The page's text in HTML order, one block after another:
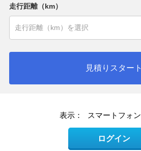
走行距離（km）
見積りスタート
表示： スマートフォン
ログイン